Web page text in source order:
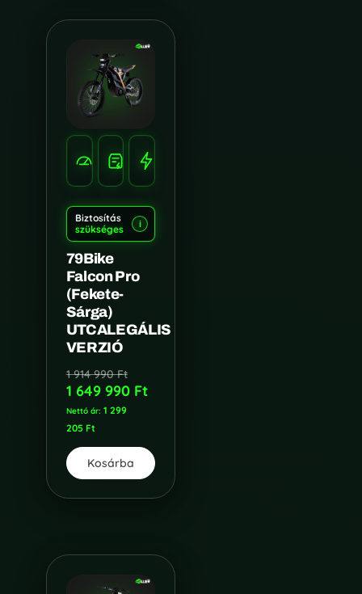
KM/H
HATÓTÁV
Biztosítás
szükséges
i
79Bike
Falcon Pro
(Fekete-
Sárga)
UTCALEGÁLIS
VERZIÓ
1 914 990Ft
1 649 990 Ft
Nettó ár: 1 299
205 Ft
Kosárba